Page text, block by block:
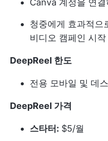
Canva 계정을 연
청중에게 효과적으
비디오 캠페인 시작
DeepReel 한도
전용 모바일 및 데
DeepReel 가격
스타터: $5/월